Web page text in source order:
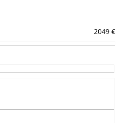
2049 €